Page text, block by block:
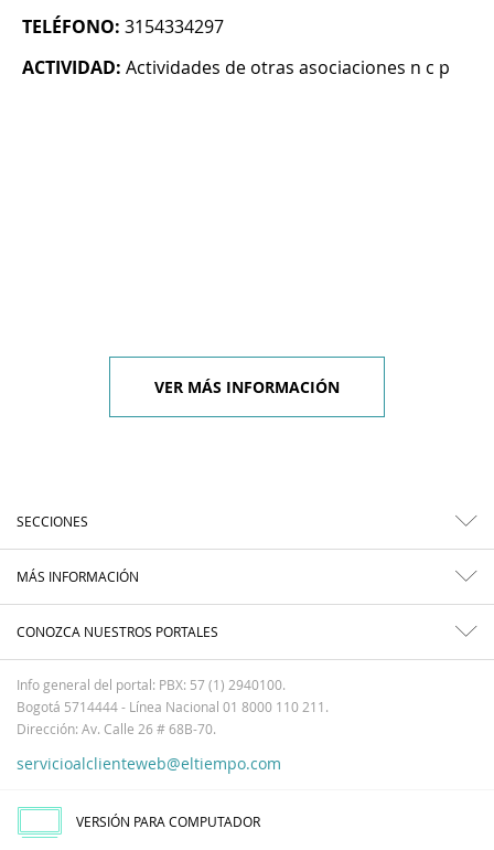
TELÉFONO: 3154334297
ACTIVIDAD: Actividades de otras asociaciones n c p
VER MÁS INFORMACIÓN
SECCIONES
MÁS INFORMACIÓN
CONOZCA NUESTROS PORTALES
Info general del portal: PBX: 57 (1) 2940100.
Bogotá 5714444 - Línea Nacional 01 8000 110 211.
Dirección: Av. Calle 26 # 68B-70.
servicioalclienteweb@eltiempo.com
VERSIÓN PARA COMPUTADOR